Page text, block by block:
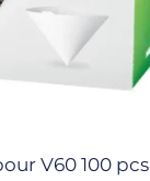
V60 100 pcs
la
produit